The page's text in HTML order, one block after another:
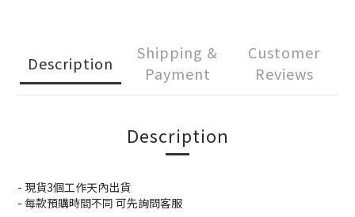
Description
Shipping &
Payment
Customer
Reviews
Description
- 現貨3個工作天內出貨
- 每款預購時間不同 可先詢問客服